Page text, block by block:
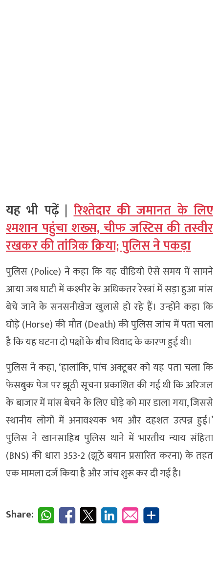
यह भी पढ़ें |रिश्तेदार की जमानत के लिए
श्मशान पहुंचा शख्स, चीफ जस्टिस की तस्वीर
रखकर की तांत्रिक क्रिया; पुलिस ने पकड़ा
पुलिस (Police) ने कहा कि यह वीडियो ऐसे समय में सामने
आया जब घाटी में कश्मीर के अधिकतर रेस्त्रां में सड़ा हुआ मांस
बेचे जाने के सनसनीखेज खुलासे हो रहे हैं। उन्होंने कहा कि
घोड़े (Horse) की मौत (Death) की पुलिस जांच में पता चला
है कि यह घटना दो पक्षों के बीच विवाद के कारण हुई थी।
पुलिस ने कहा, ‘हालांकि, पांच अक्टूबर को यह पता चला कि
फेसबुक पेज पर झूठी सूचना प्रकाशित की गई थी कि अरिजल
के बाजार में मांस बेचने के लिए घोड़े को मार डाला गया, जिससे
स्थानीय लोगों में अनावश्यक भय और दहशत उत्पन्न हुई।’
पुलिस ने खानसाहिब पुलिस थाने में भारतीय न्याय संहिता
(BNS) की धारा 353-2 (झूठे बयान प्रसारित करना) के तहत
एक मामला दर्ज किया है और जांच शुरू कर दी गई है।
Share: